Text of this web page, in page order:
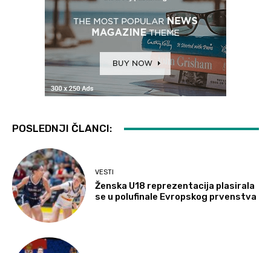
POSLEDNJI ČLANCI:
VESTI
Ženska U18 reprezentacija plasirala
se u polufinale Evropskog prvenstva